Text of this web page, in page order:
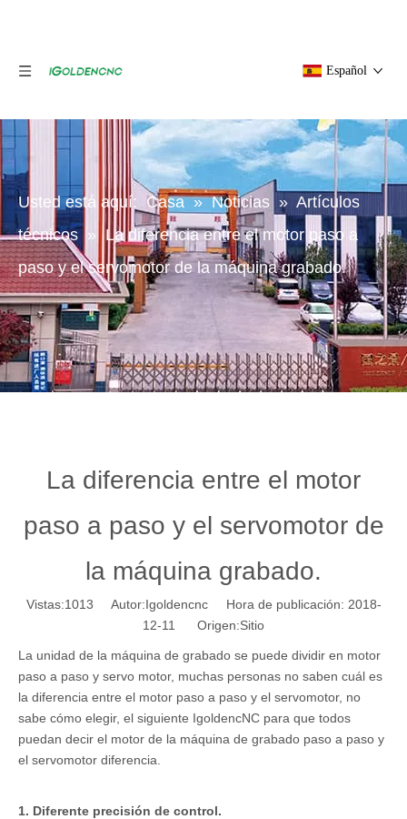
Español
Usted está aquí: Casa » Noticias » Artículos
técnicos » La diferencia entre el motor paso a
paso y el servomotor de la máquina grabado.
La diferencia entre el motor
paso a paso y el servomotor de
la máquina grabado.
Vistas:1013 Autor:Igoldencnc Hora de publicación: 2018-
12-11 Origen:Sitio
La unidad de la máquina de grabado se puede dividir en motor
paso a paso y servo motor, muchas personas no saben cuál es
la diferencia entre el motor paso a paso y el servomotor, no
sabe cómo elegir, el siguiente IgoldencNC para que todos
puedan decir el motor de la máquina de grabado paso a paso y
el servomotor diferencia.
1. Diferente precisión de control.